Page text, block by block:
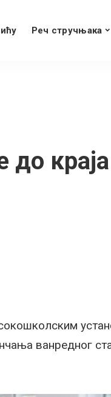
Реч стручњака
до краја
ванредног